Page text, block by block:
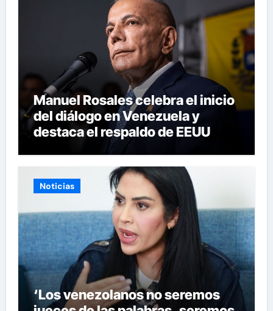
Manuel Rosales celebra el inicio
del diálogo en Venezuela y
destaca el respaldo de EEUU
Noticias
‘Los venezolanos no seremos